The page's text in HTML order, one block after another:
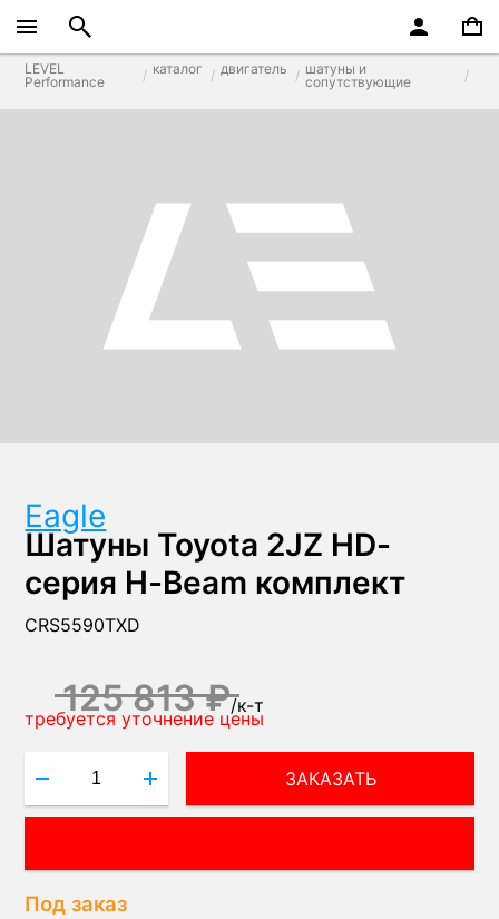
LEVEL
Performance
каталог двигатель
шатуны и
сопутствующие
Eagle
Шатуны Toyota 2JZ HD-
серия H-Beam комплект
CRS5590TXD
125 813 ₽/к-т
требуется уточнение цены
ЗАКАЗАТЬ
Под заказ